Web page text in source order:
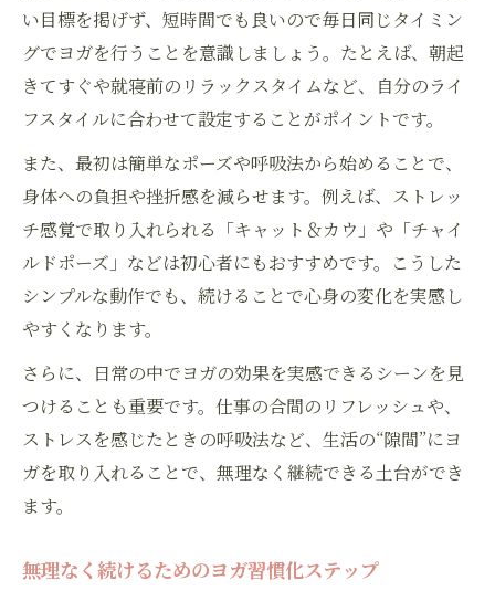
自宅ヨガとスタジオ利用の上手な使い分け
ヨガ初心者が気負わず続けるための心構え
男性も安心のヨガ継続術を紹介
男性が通いやすいヨガスタジオの特徴とは
ヨガで感じる男性ならではの変化と効果
ヨガ初心者の男性が続けやすいポイント
シャワー設備や更衣室の使い勝手をチェッ
ク
朝ヨガで得られる心身のリフレッシュ効果
スッキリ目覚めるためのヨガ活用術
朝の短時間ヨガで生活リズムが整う理由
仕事帰りにリフレッシュするヨガ活用術
い目標を掲げず、短時間でも良いので毎日同じタイミン
グでヨガを行うことを意識しましょう。たとえば、朝起
きてすぐや就寝前のリラックスタイムなど、自分のライ
フスタイルに合わせて設定することがポイントです。
また、最初は簡単なポーズや呼吸法から始めることで、
身体への負担や挫折感を減らせます。例えば、ストレッ
チ感覚で取り入れられる「キャット＆カウ」や「チャイ
ルドポーズ」などは初心者にもおすすめです。こうした
シンプルな動作でも、続けることで心身の変化を実感し
やすくなります。
さらに、日常の中でヨガの効果を実感できるシーンを見
つけることも重要です。仕事の合間のリフレッシュや、
ストレスを感じたときの呼吸法など、生活の“隙間”にヨ
ガを取り入れることで、無理なく継続できる土台ができ
ます。
無理なく続けるためのヨガ習慣化ステップ